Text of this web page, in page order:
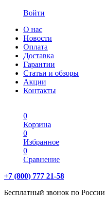
Войти
О нас
Новости
Оплата
Доставка
Гарантии
Статьи и обзоры
Акции
Контакты
0
Корзина
0
Избранное
0
Сравнение
+7 (800) 777 21-58
Бесплатный звонок по России